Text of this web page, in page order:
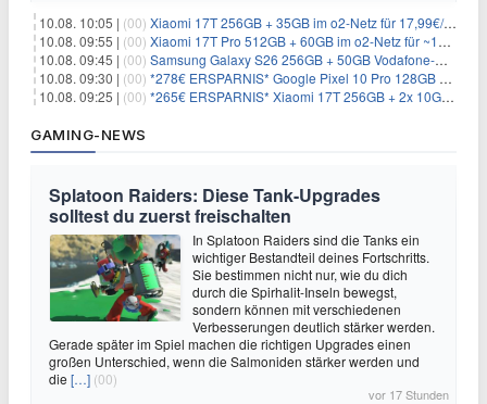
10.08. 10:05 | (00) Xiaomi 17T 256GB + 35GB im o2-Netz für 17,99€/Monat (effektiv -2,47€/Monat)
10.08. 09:55 | (00) Xiaomi 17T Pro 512GB + 60GB im o2-Netz für ~19,99€/Monat (effektiv -7,22€/Monat)
10.08. 09:45 | (00) Samsung Galaxy S26 256GB + 50GB Vodafone-Netz für 19,99€/Monat (effektiv 1,26€/Monat)
10.08. 09:30 | (00) *278€ ERSPARNIS* Google Pixel 10 Pro 128GB + 60GB im o2-Netz für ~19,99€/Monat
10.08. 09:25 | (00) *265€ ERSPARNIS* Xiaomi 17T 256GB + 2x 10GB im o2-Netz für ~9,98€/Monat
GAMING-NEWS
Splatoon Raiders: Diese Tank-Upgrades
solltest du zuerst freischalten
In Splatoon Raiders sind die Tanks ein
wichtiger Bestandteil deines Fortschritts.
Sie bestimmen nicht nur, wie du dich
durch die Spirhalit-Inseln bewegst,
sondern können mit verschiedenen
Verbesserungen deutlich stärker werden.
Gerade später im Spiel machen die richtigen Upgrades einen
großen Unterschied, wenn die Salmoniden stärker werden und
die […] (00)
vor 17 Stunden